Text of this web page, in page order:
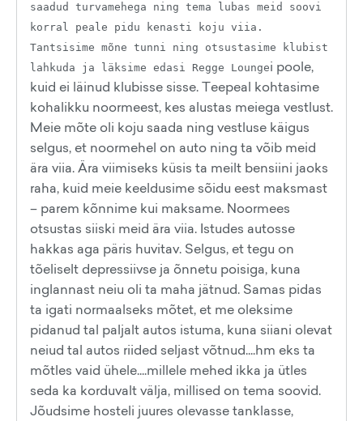
saadud turvamehega ning tema lubas meid soovi
korral peale pidu kenasti koju viia.
Tantsisime mõne tunni ning otsustasime klubist
lahkuda ja läksime edasi Regge Loungei poole,
kuid ei läinud klubisse sisse. Teepeal kohtasime
kohalikku noormeest, kes alustas meiega vestlust.
Meie mõte oli koju saada ning vestluse käigus
selgus, et noormehel on auto ning ta võib meid
ära viia. Ära viimiseks küsis ta meilt bensiini jaoks
raha, kuid meie keeldusime sõidu eest maksmast
– parem kõnnime kui maksame. Noormees
otsustas siiski meid ära viia. Istudes autosse
hakkas aga päris huvitav. Selgus, et tegu on
tõeliselt depressiivse ja õnnetu poisiga, kuna
inglannast neiu oli ta maha jätnud. Samas pidas
ta igati normaalseks mõtet, et me oleksime
pidanud tal paljalt autos istuma, kuna siiani olevat
neiud tal autos riided seljast võtnud....hm eks ta
mõtles vaid ühele....millele mehed ikka ja ütles
seda ka korduvalt välja, millised on tema soovid.
Jõudsime hosteli juures olevasse tanklasse,